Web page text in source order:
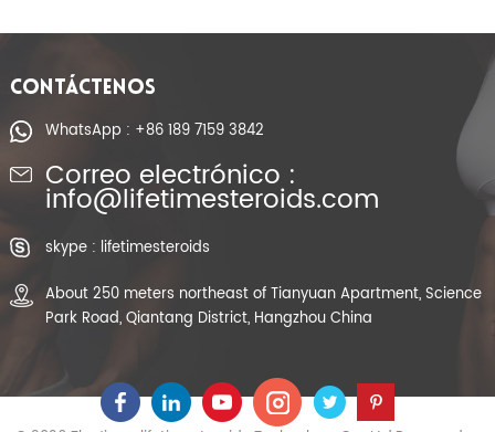
CONTÁCTENOS
WhatsApp : +86 189 7159 3842
Correo electrónico :
info@lifetimesteroids.com
skype : lifetimesteroids
About 250 meters northeast of Tianyuan Apartment, Science
Park Road, Qiantang District, Hangzhou China